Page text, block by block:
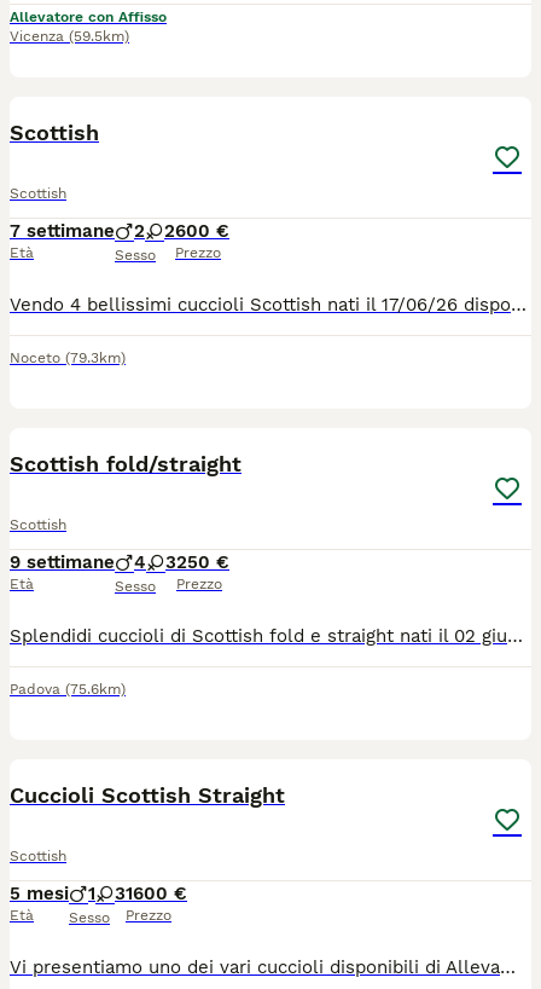
Allevatore con Affisso
Vicenza (59.5km)
Scottish
Scottish
7 settimane
Età
2 2
Sesso
600 €
Prezzo
Vendo 4 bellissimi cuccioli Scottish nati il 17/06/26 disponibili dal 20/08/26 2 maschi e due femmine … verranno ceduti dopo controllo veterinario , sverminazione e prima vaccinazione … i gattini sono visibili con possibilità già da ora di scegliere quello che più fa per voi … affrettatevi!!!
Noceto (79.3km)
Scottish fold/straight
Scottish
9 settimane
Età
4 3
Sesso
250 €
Prezzo
Splendidi cuccioli di Scottish fold e straight nati il 02 giugno 2026 cercano famiglia! Mamma Scottish fold blu e papà Scottish straight longhair sono entrambi di nostra proprietà, sanissimi e visionabili con i vostri occhi. I genitori sono sverminati e vacciniti, con libretto sanitario, con test FIV e FELV negativi. I cuccioli - svezzati, sverminati, sono già abituati a lettiera e tiragraffi, a stare con altri animali e con bambini se anche molto piccoli. Chiamateci e saremo felici di darci tutte le informazioni che desiderate.
Padova (75.6km)
Cuccioli Scottish Straight
Scottish
5 mesi
Età
1 3
Sesso
1600 €
Prezzo
Vi presentiamo uno dei vari cuccioli disponibili di Allevamento Casa HD Von Panty 🐱 Tutti i nostri cuccioli vengono cresciuti per i primi mesi da noi affinché non raggiungono i 3 mesi d’età, momento a partire dal quale saranno pronti ad entrare a far parte della nuova famiglia. 🙋🏻‍♀️ Innamorarsi di questi cuccioli è molto facile. Per questo vi suggeriamo sempre di prenotare il cucciolo con largo anticipo. 🏠Venite a farci visita di persona presso il nostro Allevamento, sarà amore a prima vista ♥️ 💕Inoltre potremmo dialogare assieme per scoprire le vostre affinità con il cucciolo e darvi dei consigli per costruire una piacevole relazione felina. Ricordiamo che tutti i nostri cuccioli vengono ceduti con: 1) Contratto 2) libretto sanitario e Pedigree 3) Vaccinazioni e sverminazione 4) Microchip 5) Certificato di buona salute 6) Test genitori 7)Kit giochi e consigli comportamentali e alimentari per relazionarsi con il cucciolo I nostri cuccioli sono già educati al tiragraffi e all’uso della lettiera. Un animale è magia 👉 ci trovate a: 📍 36062 Villafranca di Verona in via Carlo Alberto, 44 📍42025 Corte Tegge Cavriago (RE) in Via Piero Gobetti,1 ☎️ prendete appuntamento telefonico al 348 4095905 oppure 340 0021208 https://allevamentocasahdvonbaunty.com Ciao 🐾 Milena, Larysa e Fausto 🐾